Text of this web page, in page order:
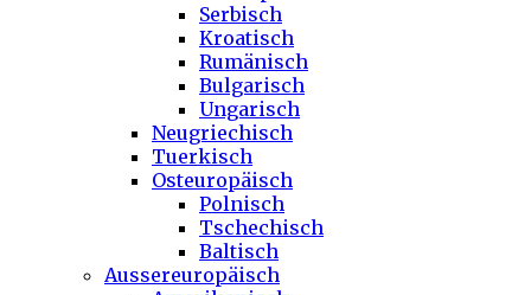
Serbisch
Kroatisch
Rumänisch
Bulgarisch
Ungarisch
Neugriechisch
Tuerkisch
Osteuropäisch
Polnisch
Tschechisch
Baltisch
Aussereuropäisch